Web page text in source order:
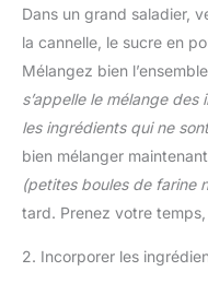
Dans un grand saladier,
la cannelle, le sucre en
Mélangez bien
s’appelle le mélange des
les ingrédients qui ne
bien mélanger
(petites boules de farine
tard. Prenez votre temps,
2. Incorporer les